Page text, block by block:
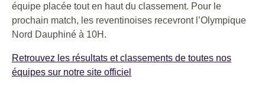
équipe placée tout en haut du classement. Pour le
prochain match, les reventinoises recevront l’Olympique
Nord Dauphiné à 10H.
Retrouvez les résultats et classements de toutes nos
équipes sur notre site officiel